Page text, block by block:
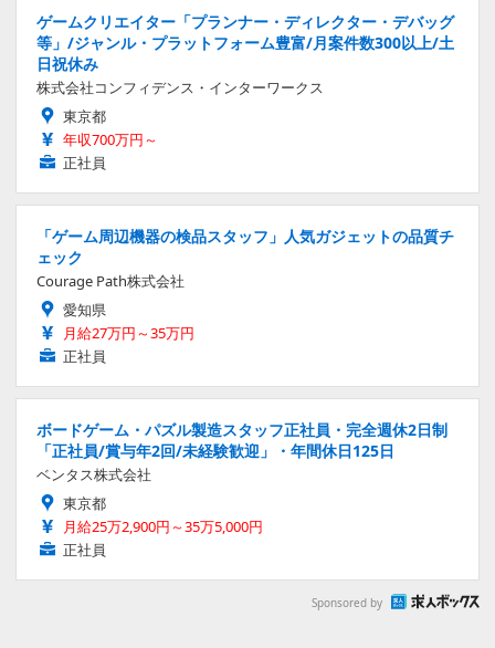
ゲームクリエイター「プランナー・ディレクター・デバッグ
等」/ジャンル・プラットフォーム豊富/月案件数300以上/土
日祝休み
株式会社コンフィデンス・インターワークス
東京都
年収700万円～
正社員
「ゲーム周辺機器の検品スタッフ」人気ガジェットの品質チ
ェック
Courage Path株式会社
愛知県
月給27万円～35万円
正社員
ボードゲーム・パズル製造スタッフ正社員・完全週休2日制
「正社員/賞与年2回/未経験歓迎」・年間休日125日
ベンタス株式会社
東京都
月給25万2,900円～35万5,000円
正社員
Sponsored by